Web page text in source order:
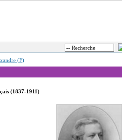
(F)
(1837-1911)